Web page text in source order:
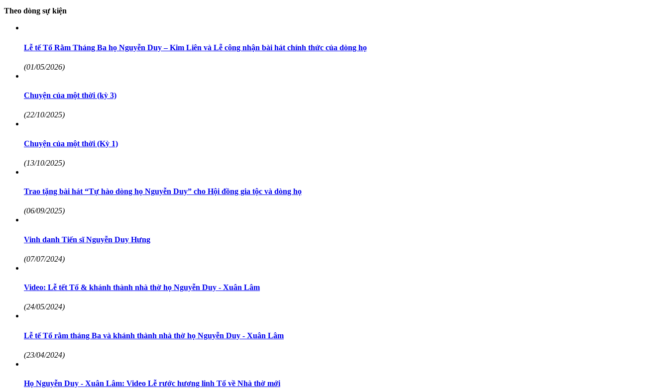
Theo dòng sự kiện
Lễ tế Tổ Rằm Tháng Ba họ Nguyễn Duy – Kim Liên và Lễ công nhận bài hát chính thức của dòng họ
(01/05/2026)
Chuyện của một thời (kỳ 3)
(22/10/2025)
Chuyện của một thời (Kỳ 1)
(13/10/2025)
Trao tặng bài hát “Tự hào dòng họ Nguyễn Duy” cho Hội đồng gia tộc và dòng họ
(06/09/2025)
Vinh danh Tiến sĩ Nguyễn Duy Hưng
(07/07/2024)
Video: Lễ tết Tổ & khánh thành nhà thờ họ Nguyễn Duy - Xuân Lâm
(24/05/2024)
Lễ tế Tổ rằm tháng Ba và khánh thành nhà thờ họ Nguyễn Duy - Xuân Lâm
(23/04/2024)
Họ Nguyễn Duy - Xuân Lâm: Video Lễ rước hương linh Tổ về Nhà thờ mới